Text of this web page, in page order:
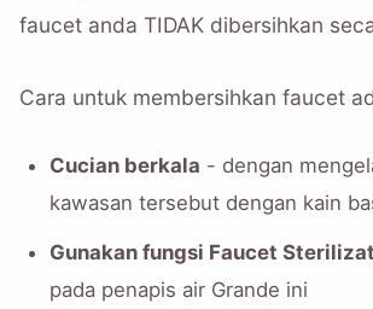
faucet anda TIDAK dibersihkan
Cara untuk membersihkan faucet
Cucian berkala - dengan
kawasan tersebut dengan kain
Gunakan fungsi Faucet
pada penapis air Grande ini